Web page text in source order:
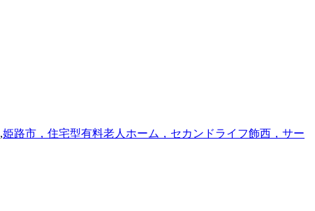
,姫路市，住宅型有料老人ホーム，セカンドライフ飾西，サー